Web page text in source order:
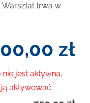
zł
jest aktywna,
aktywować
trwa w